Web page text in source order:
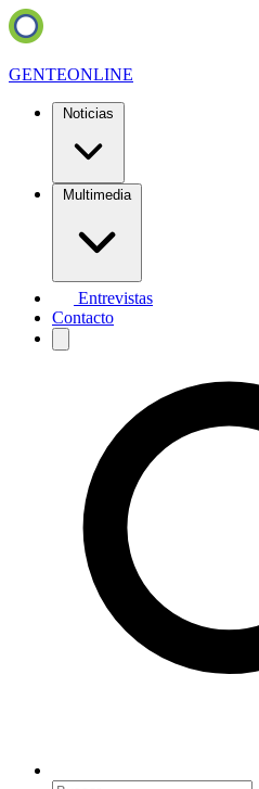
GENTEONLINE
Noticias
Multimedia
Entrevistas
Contacto